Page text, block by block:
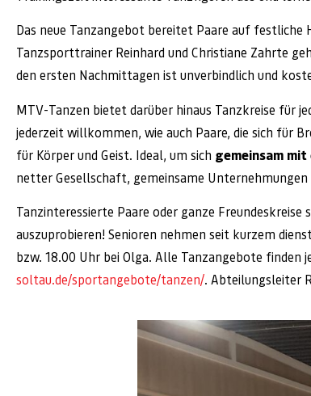
Das neue Tanzangebot bereitet Paare auf
Tanzsporttrainer Reinhard und Christiane Zahrte
den ersten Nachmittagen ist unverbindlich und
MTV-Tanzen bietet darüber hinaus Tanzkreise für
jederzeit willkommen, wie auch Paare, die sich für
für Körper und Geist. Ideal, um sich gemeinsam
netter Gesellschaft, gemeinsame
Tanzinteressierte Paare oder ganze
auszuprobieren! Senioren nehmen seit kurzem
bzw. 18.00 Uhr bei Olga. Alle Tanzangebote
soltau.de/sportangebote/tanzen/. Abteilungsleiter